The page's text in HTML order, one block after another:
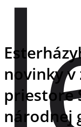
novinky
priestore
národnej